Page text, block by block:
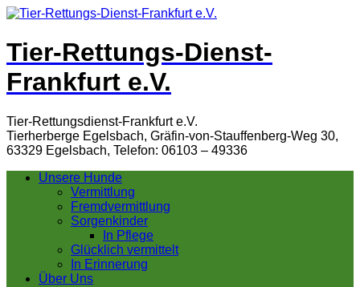
Tier-Rettungs-Dienst-
Frankfurt e.V.
Tier-Rettungsdienst-Frankfurt e.V.
Tierherberge Egelsbach, Gräfin-von-Stauffenberg-Weg 30,
63329 Egelsbach, Telefon: 06103 – 49336
Unsere Hunde
Vermittlung
Fremdvermittlung
Sorgenkinder
In Pflege
Glücklich vermittelt
In Erinnerung
Über Uns